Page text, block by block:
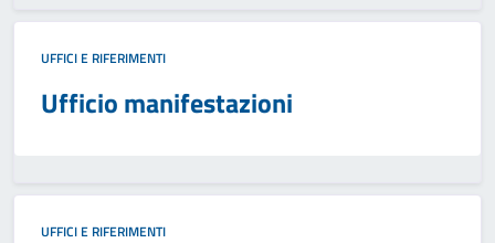
UFFICI E RIFERIMENTI
Ufficio manifestazioni
UFFICI E RIFERIMENTI